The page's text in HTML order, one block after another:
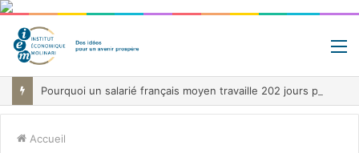
Accueil